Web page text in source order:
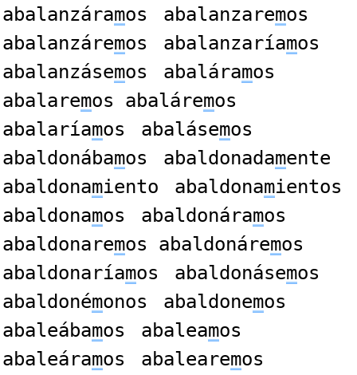
abalanzáramos abalanzaremos
abalanzáremos abalanzaríamos
abalanzásemos abaláramos
abalaremos abaláremos
abalaríamos abalásemos
abaldonábamos abaldonadamente
abaldonamiento abaldonamientos
abaldonamos abaldonáramos
abaldonaremos abaldonáremos
abaldonaríamos abaldonásemos
abaldonémonos abaldonemos
abaleábamos abaleamos
abaleáramos abalearemos